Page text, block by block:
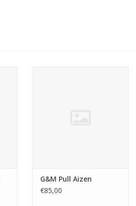
G&M Pull Aizen
€85,00